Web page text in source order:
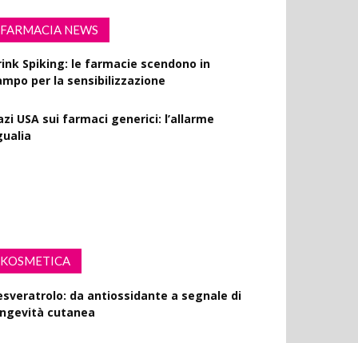
FARMACIA NEWS
Spiking: le farmacie scendono in
per la sensibilizzazione
USA sui farmaci generici: l’allarme
KOSMETICA
da antiossidante a segnale di
cutanea